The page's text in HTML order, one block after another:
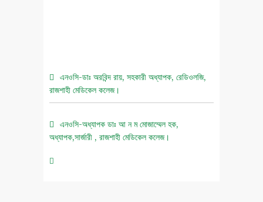
এনওসি-ডাঃ অরবিন্দ রায়, সহকারী অধ্যাপক, রেডিওলজি,
রাজশাহী মেডিকেল কলেজ।
এনওসি-অধ্যাপক ডাঃ আ ন ম মোজাম্মেল হক,
অধ্যাপক,সার্জারী , রাজশাহী মেডিকেল কলেজ।